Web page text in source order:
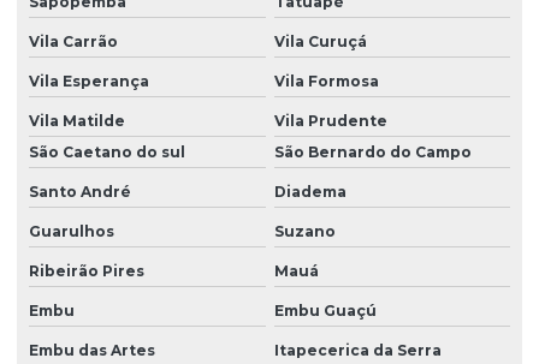
Serviço Completo De Reparo De Bomba Diesel
Serviço De Bicos Injetores
Serviço De Injeção Diesel Sp
Serviço De Manutenção De Injetores
Serviço De Recuperação De Bomba Em Sp
Serviço De Recuperação De Bombas
Serviço De Reparo De Bomba
Vila Carrão Vila Curuçá
Vila Esperança Vila Formosa
Vila Matilde
Vila Prudente
São Caetano do sul
São Bernardo do Campo
Santo André Diadema
Guarulhos Suzano
Ribeirão Pires Mauá
Embu Embu Guaçú
Embu das Artes Itapecerica da Serra